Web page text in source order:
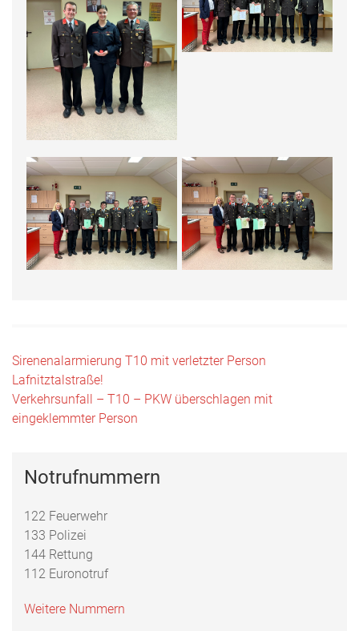
Beitragsnavigation
Sirenenalarmierung T10 mit verletzter Person
Lafnitztalstraße!
Verkehrsunfall – T10 – PKW überschlagen mit
eingeklemmter Person
Notrufnummern
122 Feuerwehr
133 Polizei
144 Rettung
112 Euronotruf
Weitere Nummern